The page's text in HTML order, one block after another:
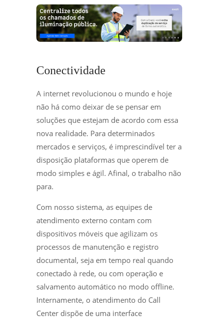
Conectividade
A internet revolucionou o mundo e hoje
não há como deixar de se pensar em
soluções que estejam de acordo com essa
nova realidade. Para determinados
mercados e serviços, é imprescindível ter a
disposição plataformas que operem de
modo simples e ágil. Afinal, o trabalho não
para.
Com nosso sistema, as equipes de
atendimento externo contam com
dispositivos móveis que agilizam os
processos de manutenção e registro
documental, seja em tempo real quando
conectado à rede, ou com operação e
salvamento automático no modo offline.
Internamente, o atendimento do Call
Center dispõe de uma interface